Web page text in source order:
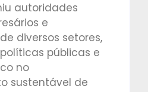
autoridades
e
diversos setores,
públicas e
no
sustentável de